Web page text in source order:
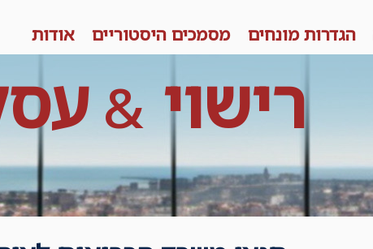
הגדרות מונחים מסמכים היסטוריים אודות
רישוי&